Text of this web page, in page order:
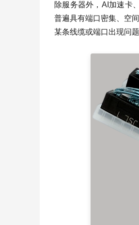
除服务器外，AI加速卡
普遍具有端口密集、空
某条线缆或端口出现问